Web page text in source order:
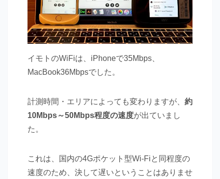
イモトのWiFiは、iPhoneで35Mbps、
MacBook36Mbpsでした。
計測時間・エリアによっても変わりますが、 約
10Mbps～50Mbps程度の速度が出ていまし
た。
これは、国内の4Gポケット型Wi-Fiと同程度の
速度のため、決して遅いということはありませ